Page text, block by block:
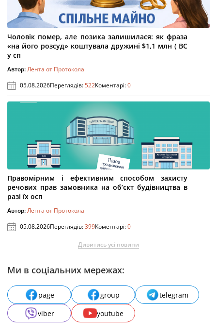
Чоловік помер, але позика залишилася: як фраза
«на його розсуд» коштувала дружині $1,1 млн ( ВС
у сп
Автор:Лента от Протокола
05.08.2026Переглядів:522Коментарі:0
Правомірним і ефективним способом захисту
речових прав замовника на об’єкт будівництва в
разі їх осп
Автор:Лента от Протокола
05.08.2026Переглядів:399Коментарі:0
Дивитись усі новини
Ми в соціальних мережах:
page group
telegram
viber
youtube